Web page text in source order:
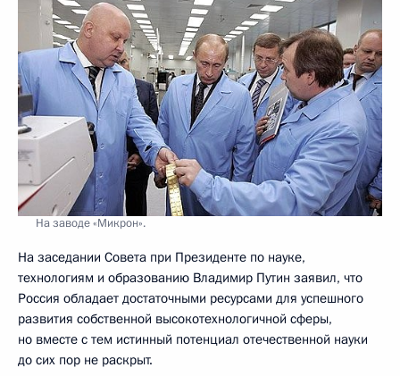
На заводе «Микрон».
На заседании Совета при Президенте по науке,
технологиям и образованию Владимир Путин заявил, что
Россия обладает достаточными ресурсами для успешного
развития собственной высокотехнологичной сферы,
но вместе с тем истинный потенциал отечественной науки
до сих пор не раскрыт.